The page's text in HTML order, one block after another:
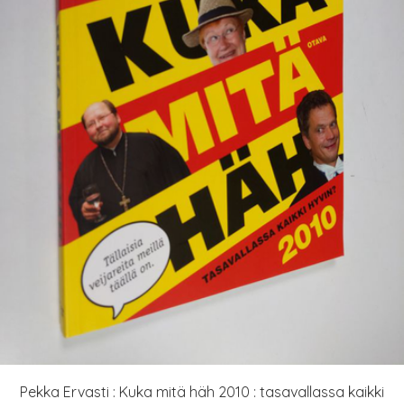
Pekka Ervasti : Kuka mitä häh 2010 : tasavallassa kaikki